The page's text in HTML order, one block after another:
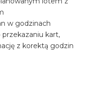
w godzinach
kart,
z korektą godzin